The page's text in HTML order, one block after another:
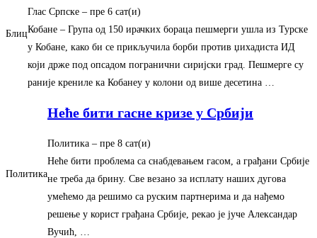
Блиц
Глас Српске – ‎пре 6 сат(и)‎
Кобане – Група од 150 ирачких бораца пешмерги ушла из Турске
у Кобане, како би се прикључила борби против џихадиста ИД
који држе под опсадом погранични сиријски град. Пешмерге су
раније крениле ка Кобанеу у колони од више десетина …
Политика
Неће бити гасне кризе у Србији
Политика – ‎пре 8 сат(и)‎
Неће бити проблема са снабдевањем гасом, а грађани Србије
не треба да брину. Све везано за исплату наших дугова
умећемо да решимо са руским партнерима и да нађемо
решење у корист грађана Србије, рекао је јуче Александар
Вучић, …